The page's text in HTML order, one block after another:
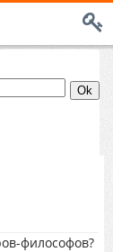
философов?